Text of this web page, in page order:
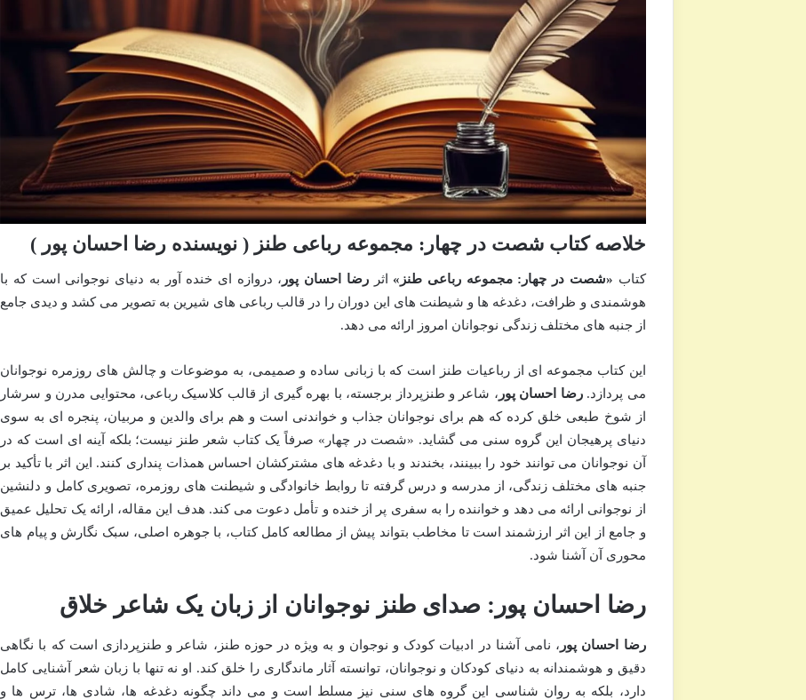
خلاصه کتاب شصت در چهار: مجموعه رباعی طنز ( نویسنده رضا احسان پور )
کتاب «شصت در چهار: مجموعه رباعی طنز»اثررضا احسان پور ، دروازه ای خنده آور به دنیای نوجوانی است که با
هوشمندی و ظرافت، دغدغه ها و شیطنت های این دوران را در قالب رباعی های شیرین به تصویر می کشد و دیدی جامع
از جنبه های مختلف زندگی نوجوانان امروز ارائه می دهد.
این کتاب مجموعه ای از رباعیات طنز است که با زبانی ساده و صمیمی، به موضوعات و چالش های روزمره نوجوانان
می پردازد.رضا احسان پور ، شاعر و طنزپرداز برجسته، با بهره گیری از قالب کلاسیک رباعی، محتوایی مدرن و سرشار
از شوخ طبعی خلق کرده که هم برای نوجوانان جذاب و خواندنی است و هم برای والدین و مربیان، پنجره ای به سوی
دنیای پرهیجان این گروه سنی می گشاید. «شصت در چهار» صرفاً یک کتاب شعر طنز نیست؛ بلکه آینه ای است که در
آن نوجوانان می توانند خود را ببینند، بخندند و با دغدغه های مشترکشان احساس همذات پنداری کنند. این اثر با تأکید بر
جنبه های مختلف زندگی، از مدرسه و درس گرفته تا روابط خانوادگی و شیطنت های روزمره، تصویری کامل و دلنشین
از نوجوانی ارائه می دهد و خواننده را به سفری پر از خنده و تأمل دعوت می کند. هدف این مقاله، ارائه یک تحلیل عمیق
و جامع از این اثر ارزشمند است تا مخاطب بتواند پیش از مطالعه کامل کتاب، با جوهره اصلی، سبک نگارش و پیام های
محوری آن آشنا شود.
رضا احسان پور: صدای طنز نوجوانان از زبان یک شاعر خلاق
رضا احسان پور ، نامی آشنا در ادبیات کودک و نوجوان و به ویژه در حوزه طنز، شاعر و طنزپردازی است که با نگاهی
دقیق و هوشمندانه به دنیای کودکان و نوجوانان، توانسته آثار ماندگاری را خلق کند. او نه تنها با زبان شعر آشنایی کامل
دارد، بلکه به روان شناسی این گروه های سنی نیز مسلط است و می داند چگونه دغدغه ها، شادی ها، ترس ها و